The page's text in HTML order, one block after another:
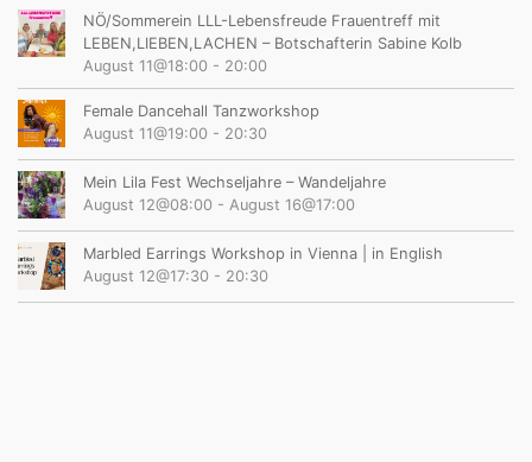
NÖ/Sommerein LLL-Lebensfreude Frauentreff mit
LEBEN,LIEBEN,LACHEN – Botschafterin Sabine Kolb
August 11@18:00 - 20:00
Female Dancehall Tanzworkshop
August 11@19:00 - 20:30
Mein Lila Fest Wechseljahre – Wandeljahre
August 12@08:00 - August 16@17:00
Marbled Earrings Workshop in Vienna | in English
August 12@17:30 - 20:30